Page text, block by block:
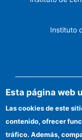
Instituto
Esta página web
Las cookies de este
contenido, ofrecer
tráfico. Además,